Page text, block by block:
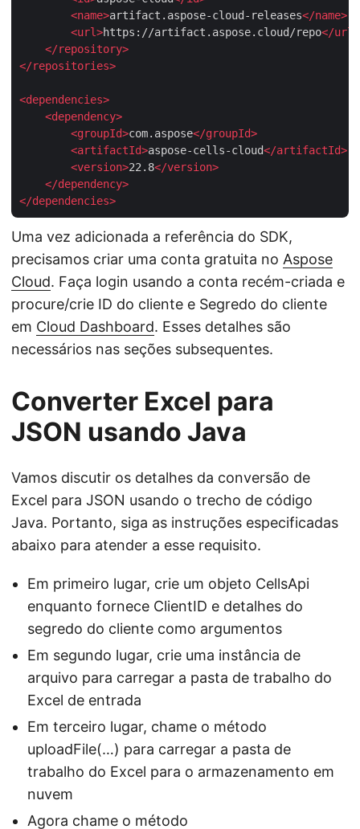
<name>artifact.aspose-cloud-releases</name>
<url>https://artifact.aspose.cloud/repo</url
</repository>
</repositories>
<dependencies>
<dependency>
<groupId>com.aspose</groupId>
<artifactId>aspose-cells-cloud</artifactId>
<version>22.8</version>
</dependency>
</dependencies>
Uma vez adicionada a referência do SDK,
precisamos criar uma conta gratuita no Aspose
Cloud. Faça login usando a conta recém-criada e
procure/crie ID do cliente e Segredo do cliente
em Cloud Dashboard. Esses detalhes são
necessários nas seções subsequentes.
Converter Excel para
JSON usando Java
Vamos discutir os detalhes da conversão de
Excel para JSON usando o trecho de código
Java. Portanto, siga as instruções especificadas
abaixo para atender a esse requisito.
Em primeiro lugar, crie um objeto CellsApi
enquanto fornece ClientID e detalhes do
segredo do cliente como argumentos
Em segundo lugar, crie uma instância de
arquivo para carregar a pasta de trabalho do
Excel de entrada
Em terceiro lugar, chame o método
uploadFile(…) para carregar a pasta de
trabalho do Excel para o armazenamento em
nuvem
Agora chame o método